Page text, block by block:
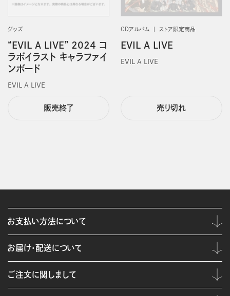
グッズ
“EVIL A LIVE” 2024 コ
ラボイラスト キャラファイ
ンボード
EVIL A LIVE
販売終了
CDアルバム ストア限定商品
EVIL A LIVE
EVIL A LIVE
売り切れ
お支払い方法について
お届け・配送について
ご注文に関しまして